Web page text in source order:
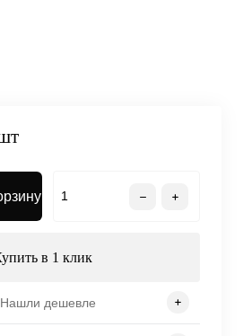
в 1 клик
Нашли дешевле